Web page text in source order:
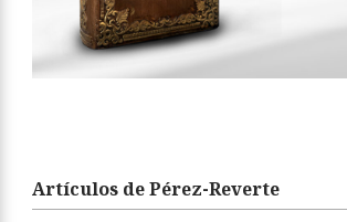
Artículos de Pérez-Reverte